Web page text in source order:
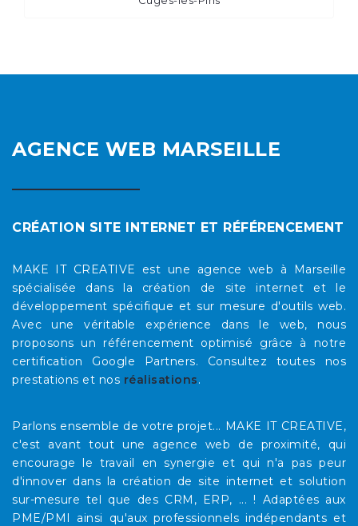
AGENCE WEB MARSEILLE
CRÉATION SITE INTERNET ET RÉFÉRENCEMENT
MAKE IT CREATIVE est une agence web à Marseille
spécialisée dans la création de site internet et le
développement spécifique et sur mesure d'outils web.
Avec une véritable expérience dans le web, nous
proposons un référencement optimisé grâce à notre
certification Google Partners. Consultez toutes nos
prestations et nos réalisations.
Parlons ensemble de votre projet... MAKE IT CREATIVE,
c'est avant tout une agence web de proximité, qui
encourage le travail en synergie et qui n'a pas peur
d'innover dans la création de site internet et solution
sur-mesure tel que des CRM, ERP, ... ! Adaptées aux
PME/PMI ainsi qu'aux professionnels indépendants et